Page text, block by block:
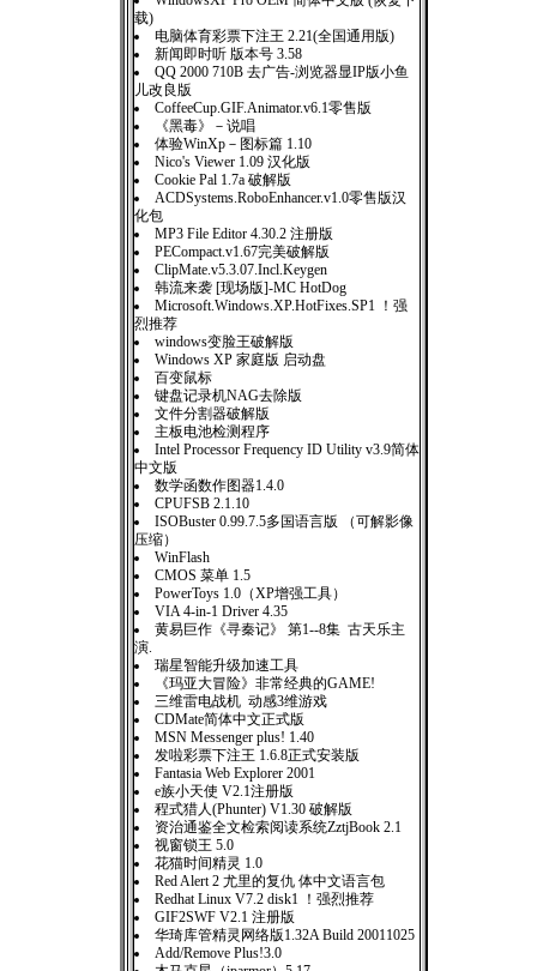
载)
电脑体育彩票下注王 2.21(全国通用版)
新闻即时听 版本号 3.58
QQ 2000 710B 去广告-浏览器显IP版小鱼
儿改良版
CoffeeCup.GIF.Animator.v6.1零售版
《黑毒》－说唱
体验WinXp－图标篇 1.10
Nico's Viewer 1.09 汉化版
Cookie Pal 1.7a 破解版
ACDSystems.RoboEnhancer.v1.0零售版汉
化包
MP3 File Editor 4.30.2 注册版
PECompact.v1.67完美破解版
ClipMate.v5.3.07.Incl.Keygen
韩流来袭 [现场版]-MC HotDog
Microsoft.Windows.XP.HotFixes.SP1 ！强
烈推荐
windows变脸王破解版
Windows XP 家庭版 启动盘
百变鼠标
键盘记录机NAG去除版
文件分割器破解版
主板电池检测程序
Intel Processor Frequency ID Utility v3.9简体
中文版
数学函数作图器1.4.0
CPUFSB 2.1.10
ISOBuster 0.99.7.5多国语言版 （可解影像
压缩）
WinFlash
CMOS 菜单 1.5
PowerToys 1.0（XP增强工具）
VIA 4-in-1 Driver 4.35
黄易巨作《寻秦记》 第1--8集 古天乐主
演.
瑞星智能升级加速工具
《玛亚大冒险》非常经典的GAME!
三维雷电战机 动感3维游戏
CDMate简体中文正式版
MSN Messenger plus! 1.40
发啦彩票下注王 1.6.8正式安装版
Fantasia Web Explorer 2001
e族小天使 V2.1注册版
程式猎人(Phunter) V1.30 破解版
资治通鉴全文检索阅读系统ZztjBook 2.1
视窗锁王 5.0
花猫时间精灵 1.0
Red Alert 2 尤里的复仇 体中文语言包
Redhat Linux V7.2 disk1 ！强烈推荐
GIF2SWF V2.1 注册版
华琦库管精灵网络版1.32A Build 20011025
Add/Remove Plus!3.0